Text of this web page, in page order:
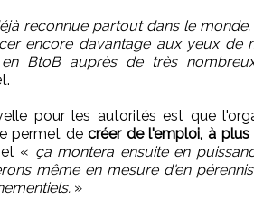
reconnue partout dans le
encore davantage aux yeux de
BtoB auprès de très
pour les autorités est que
permet decréer de l'emploi, à
« ça montera ensuite en
même en mesure d'en
»